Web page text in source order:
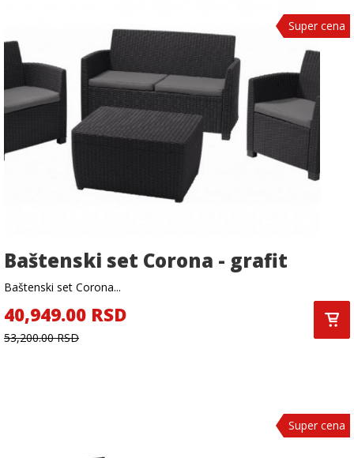
Super cena
Baštenski set Corona - grafit
Baštenski set Corona...
40,949.00 RSD
53,200.00 RSD
Super cena